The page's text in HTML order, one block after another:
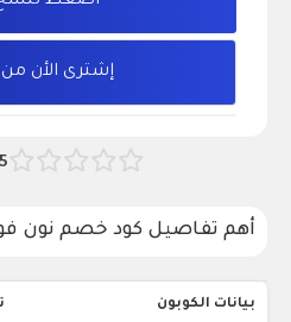
إشترى الأن
أهم تفاصيل كود خصم نون
بيانات الكوبون